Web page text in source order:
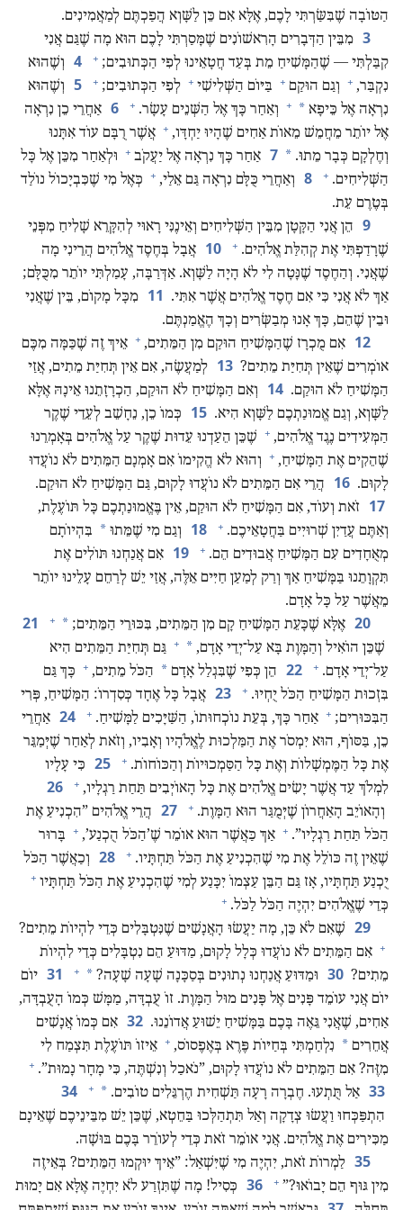
הַטּוֹבָה שֶׁבִּשַּׂרְתִּי לָכֶם,‏ אֶלָּא אִם כֵּן לַשָּׁוְא הֲפַכְתֶּם לְמַאֲמִינִים.‏
3 מִבֵּין הַדְּבָרִים הָרִאשׁוֹנִים שֶׁמָּסַרְתִּי לָכֶם הוּא מָה שֶׁגַּם אֲנִי
קִבַּלְתִּי — שֶׁהַמָּשִׁיחַ מֵת בְּעַד חֲטָאֵינוּ לְפִי הַכְּתוּבִים;‏ +
4 וְשֶׁהוּא
נִקְבַּר,‏ + וְגַם הוּקַם + בַּיּוֹם הַשְּׁלִישִׁי + לְפִי הַכְּתוּבִים;‏ +
5 וְשֶׁהוּא
נִרְאָה אֶל כֵּיפָא *
+ וְאַחַר כָּךְ אֶל הַשְּׁנֵים עָשָׂר.‏ +
6 אַחֲרֵי כֵן נִרְאָה
אֶל יוֹתֵר מֵחֲמֵשׁ מֵאוֹת אַחִים שֶׁהָיוּ יַחְדָּו,‏ + אֲשֶׁר רֻבָּם עוֹד אִתָּנוּ
וְחֶלְקָם כְּבָר מֵתוּ.‏ *
7 אַחַר כָּךְ נִרְאָה אֶל יַעֲקֹב + וּלְאַחַר מִכֵּן אֶל כָּל
הַשְּׁלִיחִים.‏ +
8 וְאַחֲרֵי כֻּלָּם נִרְאָה גַּם אֵלַי,‏ + כְּאֶל מִי שֶׁכִּבְיָכוֹל נוֹלַד
בְּטֶרֶם עֵת.‏
9 הֵן אֲנִי הַקָּטָן מִבֵּין הַשְּׁלִיחִים וְאֵינֶנִּי רָאוּי לְהִקָּרֵא שָׁלִיחַ מִפְּנֵי
שֶׁרָדַפְתִּי אֶת קְהִלַּת אֱלֹהִים.‏ +
10 אֲבָל בְּחֶסֶד אֱלֹהִים הֲרֵינִי מָה
שֶׁאֲנִי.‏ וְהַחֶסֶד שֶׁנָּטָה לִי לֹא הָיָה לַשָּׁוְא.‏ אַדְּרַבָּה,‏ עָמַלְתִּי יוֹתֵר מִכֻּלָּם;‏
אַךְ לֹא אֲנִי כִּי אִם חֶסֶד אֱלֹהִים אֲשֶׁר אִתִּי.‏ 11 מִכָּל מָקוֹם,‏ בֵּין שֶׁאֲנִי
וּבֵין שֶׁהֵם,‏ כָּךְ אָנוּ מְבַשְּׂרִים וְכָךְ הֶאֱמַנְתֶּם.‏
12 אִם מֻכְרָז שֶׁהַמָּשִׁיחַ הוּקַם מִן הַמֵּתִים,‏ + אֵיךְ זֶה שֶׁכַּמָּה מִכֶּם
אוֹמְרִים שֶׁאֵין תְּחִיַּת מֵתִים?‏ 13 לְמַעֲשֶׂה,‏ אִם אֵין תְּחִיַּת מֵתִים,‏ אֲזַי
הַמָּשִׁיחַ לֹא הוּקַם.‏ 14
וְאִם הַמָּשִׁיחַ לֹא הוּקַם,‏ הַכְרָזָתֵנוּ אֵינָהּ אֶלָּא
לַשָּׁוְא,‏ וְגַם אֱמוּנַתְכֶם לַשָּׁוְא הִיא.‏ 15
כְּמוֹ כֵן,‏ נֵחָשֵׁב לְעֵדֵי שֶׁקֶר
הַמְּעִידִים נֶגֶד אֱלֹהִים,‏ + שֶׁכֵּן הֵעַדְנוּ עֵדוּת שֶׁקֶר עַל אֱלֹהִים בְּאָמְרֵנוּ
שֶׁהֵקִים אֶת הַמָּשִׁיחַ,‏ + וְהוּא לֹא הֱקִימוֹ אִם אָמְנָם הַמֵּתִים לֹא נוֹעֲדוּ
לָקוּם.‏ 16 הֲרֵי אִם הַמֵּתִים לֹא נוֹעֲדוּ לָקוּם,‏ גַּם הַמָּשִׁיחַ לֹא הוּקַם.‏
17 זֹאת וְעוֹד,‏ אִם הַמָּשִׁיחַ לֹא הוּקַם,‏ אֵין בֶּאֱמוּנַתְכֶם כָּל תּוֹעֶלֶת,‏
וְאַתֶּם עֲדַיִן שְׁרוּיִים בַּחֲטָאֵיכֶם.‏ +
18 וְגַם מִי שֶׁמֵּתוּ * בִּהְיוֹתָם
מְאֻחָדִים עִם הַמָּשִׁיחַ אֲבוּדִים הֵם.‏ +
19 אִם אֲנַחְנוּ תּוֹלִים אֶת
תִּקְוָתֵנוּ בַּמָּשִׁיחַ אַךְ וְרַק לְמַעַן חַיִּים אֵלֶּה,‏ אֲזַי יֵשׁ לְרַחֵם עָלֵינוּ יוֹתֵר
מֵאֲשֶׁר עַל כָּל אָדָם.‏
20 אֶלָּא שֶׁכָּעֵת הַמָּשִׁיחַ קָם מִן הַמֵּתִים,‏ בִּכּוּרֵי הַמֵּתִים;‏ *
+
21
שֶׁכֵּן הוֹאִיל וְהַמָּוֶת בָּא עַל־יְדֵי אָדָם,‏ *
+ גַּם תְּחִיַּת הַמֵּתִים הִיא
עַל־יְדֵי אָדָם.‏ +
22 הֵן כְּפִי שֶׁבִּגְלַל אָדָם * הַכֹּל מֵתִים,‏ + כָּךְ גַּם
בִּזְכוּת הַמָּשִׁיחַ הַכֹּל יֻחְיוּ.‏ +
23 אֲבָל כָּל אֶחָד כְּסִדְרוֹ:‏ הַמָּשִׁיחַ,‏ פְּרִי
הַבִּכּוּרִים;‏ + אַחַר כָּךְ,‏ בְּעֵת נוֹכְחוּתוֹ,‏ הַשַּׁיָּכִים לַמָּשִׁיחַ.‏ +
24 אַחֲרֵי
כֵן,‏ בַּסּוֹף,‏ הוּא יִמְסֹר אֶת הַמַּלְכוּת לֶאֱלֹהָיו וְאָבִיו,‏ וְזֹאת לְאַחַר שֶׁיְּמַגֵּר
אֶת כָּל הַמֶּמְשָׁלוֹת וְאֶת כָּל הַסַּמְכוּיוֹת וְהַכּוֹחוֹת.‏ +
25 כִּי עָלָיו
לִמְלֹךְ עַד אֲשֶׁר יָשִׂים אֱלֹהִים אֶת כָּל הָאוֹיְבִים תַּחַת רַגְלָיו,‏ +
26
וְהָאוֹיֵב הָאַחֲרוֹן שֶׁיְּמֻגַּר הוּא הַמָּוֶת.‏ +
27 הֲרֵי אֱלֹהִים ”‏הִכְנִיעַ אֶת
הַכֹּל תַּחַת רַגְלָיו”‏.‏ + אַךְ כַּאֲשֶׁר הוּא אוֹמֵר שֶׁ’‏הַכֹּל הֻכְנַע’‏,‏ + בָּרוּר
שֶׁאֵין זֶה כּוֹלֵל אֶת מִי שֶׁהִכְנִיעַ אֶת הַכֹּל תַּחְתָּיו.‏ +
28 וְכַאֲשֶׁר הַכֹּל
יֻכְנַע תַּחְתָּיו,‏ אָז גַּם הַבֵּן עַצְמוֹ יִכָּנַע לְמִי שֶׁהִכְנִיעַ אֶת הַכֹּל תַּחְתָּיו +
כְּדֵי שֶׁאֱלֹהִים יִהְיֶה הַכֹּל לַכֹּל.‏ +
29 שֶׁאִם לֹא כֵּן,‏ מָה יַעֲשׂוּ הָאֲנָשִׁים שֶׁנִּטְבָּלִים כְּדֵי לִהְיוֹת מֵתִים?‏
+ אִם הַמֵּתִים לֹא נוֹעֲדוּ כְּלָל לָקוּם,‏ מַדּוּעַ הֵם נִטְבָּלִים כְּדֵי לִהְיוֹת
מֵתִים?‏ 30 וּמַדּוּעַ אֲנַחְנוּ נְתוּנִים בְּסַכָּנָה שָׁעָה שָׁעָה?‏ *
+
31 יוֹם
יוֹם אֲנִי עוֹמֵד פָּנִים אֶל פָּנִים מוּל הַמָּוֶת.‏ זוֹ עֻבְדָּה,‏ מַמָּשׁ כְּמוֹ הָעֻבְדָּה,‏
אַחִים,‏ שֶׁאֲנִי גֵּאֶה בָּכֶם בַּמָּשִׁיחַ יֵשׁוּעַ אֲדוֹנֵנוּ.‏ 32 אִם כְּמוֹ אֲנָשִׁים
אֲחֵרִים * נִלְחַמְתִּי בְּחַיּוֹת פֶּרֶא בְּאֶפֶסוֹס,‏ + אֵיזוֹ תּוֹעֶלֶת תִּצְמַח לִי
מִזֶּה?‏ אִם הַמֵּתִים לֹא נוֹעֲדוּ לָקוּם,‏ ”‏נֹאכַל וְנִשְׁתֶּה,‏ כִּי מָחָר נָמוּת”‏.‏ +
33 אַל תֻּתְעוּ.‏ חֶבְרָה רָעָה תַּשְׁחִית הֶרְגֵּלִים טוֹבִים.‏ *
+
34
הִתְפַּכְּחוּ וַעֲשׂוּ צְדָקָה וְאַל תִּתְהַלְּכוּ בַּחֵטְא,‏ שֶׁכֵּן יֵשׁ מִבֵּינֵיכֶם שֶׁאֵינָם
מַכִּירִים אֶת אֱלֹהִים.‏ אֲנִי אוֹמֵר זֹאת כְּדֵי לְעוֹרֵר בָּכֶם בּוּשָׁה.‏
35 לַמְרוֹת זֹאת,‏ יִהְיֶה מִי שֶׁיִּשְׁאַל:‏ ”‏אֵיךְ יוּקְמוּ הַמֵּתִים?‏ בְּאֵיזֶה
מִין גּוּף הֵם יָבוֹאוּ?‏”‏ +
36 כְּסִיל!‏ מָה שֶׁתִּזְרַע לֹא יִחְיֶה אֶלָּא אִם יָמוּת